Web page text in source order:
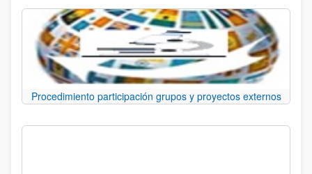
Procedimiento participación grupos y proyectos externos